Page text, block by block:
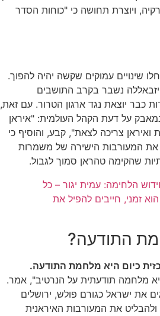
ויוצרת תחושה כי "כוחות הסדר
חלו שינויים עמוקים שקשה יהיה להפוך.
נשבר בקרב התושבים
כבר יוצאת נגד ארגון הטרור. עם זאת,
על דעת הקהל העולמית: "איראן
צריכה לצאת", קבע, והוסיף כי
את המעורבות הישירה של משמרות
שהקימה טהראן סמוך לגבול.
הלחימה: עמית יגור – כל
זמני, חייבים להפיל את
התודעה?
כיום היא מלחמת התודעה.
מלחמה תודעתית על הנרטיב", אמר.
את ישראל כגורם פולש, ירושלים
את המעורבות האיראנית